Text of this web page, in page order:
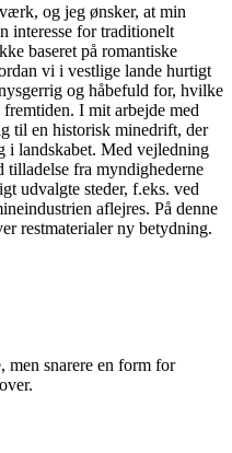
og jeg ønsker, at min
interesse for traditionelt
baseret på romantiske
vi i vestlige lande hurtigt
og håbefuld for, hvilke
I mit arbejde med
til en historisk minedrift, der
i landskabet. Med vejledning
fra myndighederne
udvalgte steder, f.eks. ved
aflejres. På denne
restmaterialer ny betydning.
men snarere en form for